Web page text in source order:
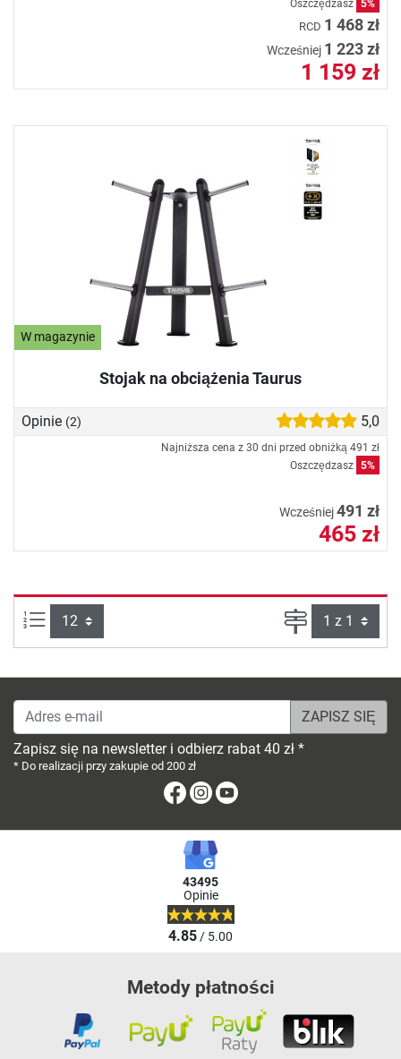
Oszczędzasz 5%
RCD 1 468 zł
Wcześniej 1 223 zł
1 159 zł
W magazynie
Stojak na obciążenia Taurus
Opinie (2) 5,0
Najniższa cena z 30 dni przed obniżką 491 zł
Oszczędzasz 5%
Wcześniej491 zł
465 zł
Ilości produktów na stronie: Strona
Adres e-mail
Zapisz się na newsletter i odbierz rabat 40 zł *
* Do realizacji przy zakupie od 200 zł
FacebookInstagram
43495
Opinie
4.85/ 5.00
Metody płatności